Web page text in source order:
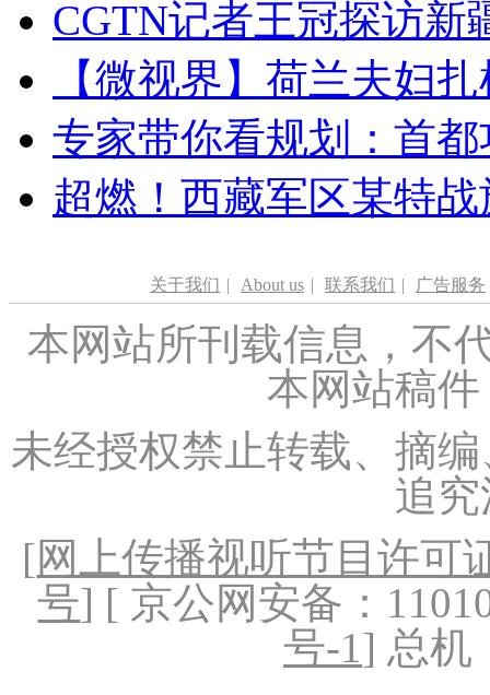
CGTN记者王冠探访新
【微视界】荷兰夫妇
专家带你看规划：首
超燃！西藏军区某特
关于我们 | About us | 联系我们 | 广告服务
本网站所刊载信息，不
本网站稿
未经授权禁止转载、摘
追
[网上传播视听节目许可
号] [ 京公网安备：
号-1] 总机